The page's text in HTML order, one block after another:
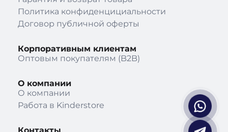
Политика конфиденцициальности
Договор публичной оферты
Корпоративным клиентам
Оптовым покупателям (B2B)
О компании
О компании
Работа в Kinderstore